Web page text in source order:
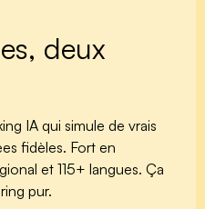
deux
IA qui simule de vrais
fidèles. Fort en
et 115+ langues. Ça
pur.